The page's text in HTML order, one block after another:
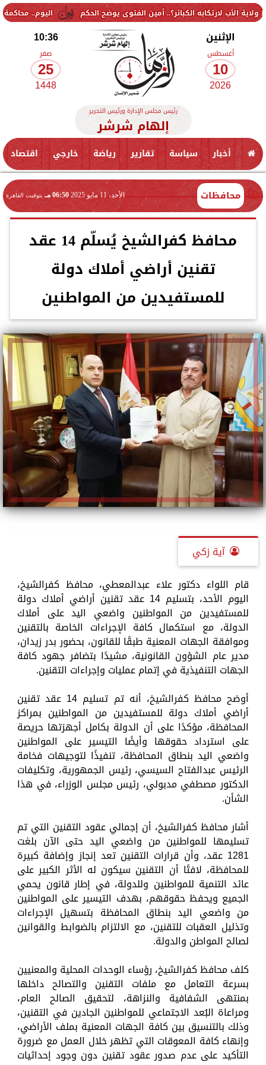
اليوم.. محاكمة 9 متهمين في قضية «جماعة إرهابية» بالتجمع الخامس الكبائر؟.. أمين الفتوى يوضح الحكم
الإثنين
أغسطس
10
2026
10:36
صفر
25
1448
رئيس مجلس الإدارة ورئيس التحرير
إلهام شرشر
أخبار سياسة تقارير رياضة خارجي اقتصاد
محافظات الأحد، 11 مايو 2025 06:50 مـ بتوقيت القاهرة
محافظ كفرالشيخ يُسلّم 14 عقد
تقنين أراضي أملاك دولة
للمستفيدين من المواطنين
آية زكي
قام اللواء دكتور علاء عبدالمعطي، محافظ كفرالشيخ،
اليوم الأحد، بتسليم 14 عقد تقنين أراضي أملاك دولة
للمستفيدين من المواطنين واضعي اليد على أملاك
الدولة، مع استكمال كافة الإجراءات الخاصة بالتقنين
وموافقة الجهات المعنية طبقًا للقانون، بحضور بدر زيدان،
مدير عام الشؤون القانونية، مشيدًا بتضافر جهود كافة
الجهات التنفيذية في إتمام عمليات وإجراءات التقنين.
أوضح محافظ كفرالشيخ، أنه تم تسليم 14 عقد تقنين
أراضي أملاك دولة للمستفيدين من المواطنين بمراكز
المحافظة، مؤكدًا على أن الدولة بكامل أجهزتها حريصة
على استرداد حقوقها وأيضًا التيسير على المواطنين
واضعي اليد بنطاق المحافظة، تنفيذًا لتوجيهات فخامة
الرئيس عبدالفتاح السيسي، رئيس الجمهورية، وتكليفات
الدكتور مصطفي مدبولي، رئيس مجلس الوزراء، في هذا
الشأن.
أشار محافظ كفرالشيخ، أن إجمالي عقود التقنين التي تم
تسليمها للمواطنين من واضعي اليد حتى الآن بلغت
1281 عقد، وأن قرارات التقنين تعد إنجاز وإضافة كبيرة
للمحافظة، لافتًا أن التقنين سيكون له الأثر الكبير على
عائد التنمية للمواطنين وللدولة، في إطار قانون يحمي
الجميع ويحفظ حقوقهم، بهدف التيسير على المواطنين
من واضعي اليد بنطاق المحافظة بتسهيل الإجراءات
وتذليل العقبات للتقنين، مع الالتزام بالضوابط والقوانين
لصالح المواطن والدولة.
كلف محافظ كفرالشيخ، رؤساء الوحدات المحلية والمعنيين
بسرعة التعامل مع ملفات التقنين والتصالح داخلها
بمنتهى الشفافية والنزاهة، لتحقيق الصالح العام،
ومراعاة البُعد الاجتماعي للمواطنين الجادين في التقنين،
وذلك بالتنسيق بين كافة الجهات المعنية بملف الأراضي،
وإنهاء كافة المعوقات التي تظهر خلال العمل مع ضرورة
التأكيد على عدم صدور عقود تقنين دون وجود إحداثيات